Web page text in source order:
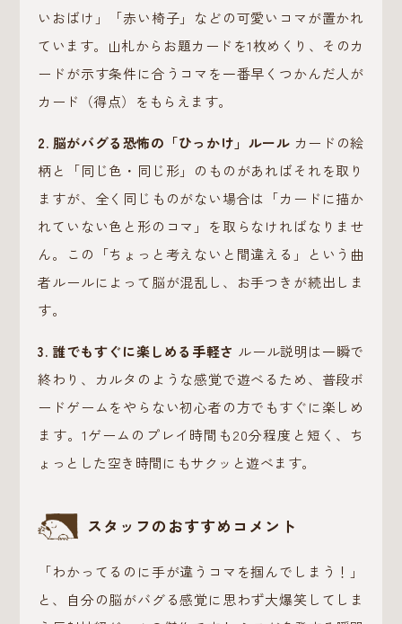
いおばけ」「赤い椅子」などの可愛いコマが置かれ
ています。山札からお題カードを1枚めくり、そのカ
ードが示す条件に合うコマを一番早くつかんだ人が
カード（得点）をもらえます。
2. 脳がバグる恐怖の「ひっかけ」ルール カードの絵
柄と「同じ色・同じ形」のものがあればそれを取り
ますが、全く同じものがない場合は「カードに描か
れていない色と形のコマ」を取らなければなりませ
ん。この「ちょっと考えないと間違える」という曲
者ルールによって脳が混乱し、お手つきが続出しま
す。
3. 誰でもすぐに楽しめる手軽さ ルール説明は一瞬で
終わり、カルタのような感覚で遊べるため、普段ボ
ードゲームをやらない初心者の方でもすぐに楽しめ
ます。1ゲームのプレイ時間も20分程度と短く、ち
ょっとした空き時間にもサクッと遊べます。
スタッフのおすすめコメント
「わかってるのに手が違うコマを掴んでしまう！」
と、自分の脳がバグる感覚に思わず大爆笑してしま